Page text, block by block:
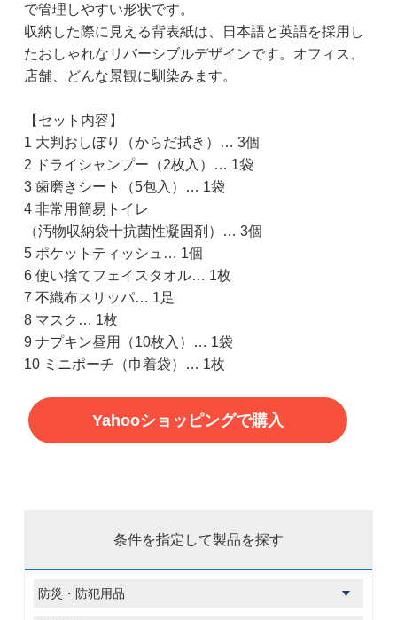
で管理しやすい形状です。
収納した際に見える背表紙は、日本語と英語を採用し
たおしゃれなリバーシブルデザインです。オフィス、
店舗、どんな景観に馴染みます。
【セット内容】
1 大判おしぼり（からだ拭き）… 3個
2 ドライシャンプー（2枚入）… 1袋
3 歯磨きシート（5包入）… 1袋
4 非常用簡易トイレ
（汚物収納袋十抗菌性凝固剤）… 3個
5 ポケットティッシュ… 1個
6 使い捨てフェイスタオル… 1枚
7 不織布スリッパ… 1足
8 マスク… 1枚
9 ナプキン昼用（10枚入）… 1袋
10 ミニポーチ（巾着袋）… 1枚
Yahooショッピングで購入
条件を指定して製品を探す